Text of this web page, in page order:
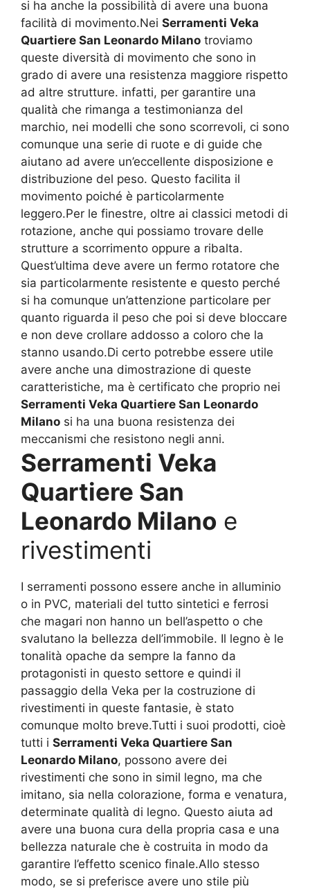
si ha anche la possibilità di avere una buona
facilità di movimento.Nei Serramenti Veka
Quartiere San Leonardo Milano troviamo
queste diversità di movimento che sono in
grado di avere una resistenza maggiore rispetto
ad altre strutture. infatti, per garantire una
qualità che rimanga a testimonianza del
marchio, nei modelli che sono scorrevoli, ci sono
comunque una serie di ruote e di guide che
aiutano ad avere un’eccellente disposizione e
distribuzione del peso. Questo facilita il
movimento poiché è particolarmente
leggero.Per le finestre, oltre ai classici metodi di
rotazione, anche qui possiamo trovare delle
strutture a scorrimento oppure a ribalta.
Quest’ultima deve avere un fermo rotatore che
sia particolarmente resistente e questo perché
si ha comunque un’attenzione particolare per
quanto riguarda il peso che poi si deve bloccare
e non deve crollare addosso a coloro che la
stanno usando.Di certo potrebbe essere utile
avere anche una dimostrazione di queste
caratteristiche, ma è certificato che proprio nei
Serramenti Veka Quartiere San Leonardo
Milano si ha una buona resistenza dei
meccanismi che resistono negli anni.
Serramenti Veka
Quartiere San
Leonardo Milano e
rivestimenti
I serramenti possono essere anche in alluminio
o in PVC, materiali del tutto sintetici e ferrosi
che magari non hanno un bell’aspetto o che
svalutano la bellezza dell’immobile. Il legno è le
tonalità opache da sempre la fanno da
protagonisti in questo settore e quindi il
passaggio della Veka per la costruzione di
rivestimenti in queste fantasie, è stato
comunque molto breve.Tutti i suoi prodotti, cioè
tutti i Serramenti Veka Quartiere San
Leonardo Milano, possono avere dei
rivestimenti che sono in simil legno, ma che
imitano, sia nella colorazione, forma e venatura,
determinate qualità di legno. Questo aiuta ad
avere una buona cura della propria casa e una
bellezza naturale che è costruita in modo da
garantire l’effetto scenico finale.Allo stesso
modo, se si preferisce avere uno stile più